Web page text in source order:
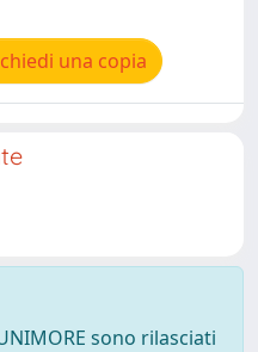
una copia
sono rilasciati